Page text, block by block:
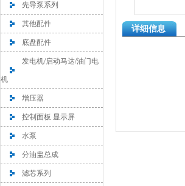
先导泵系列
其他配件
底盘配件
发电机/启动马达/油门电
机
增压器
控制面板 显示屏
水泵
分油盅总成
滤芯系列
详细信息